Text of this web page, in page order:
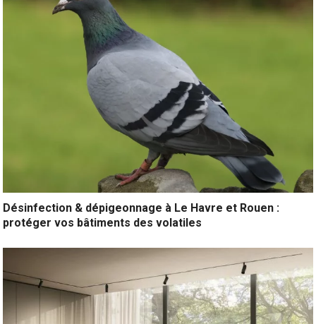
Désinfection & dépigeonnage à Le Havre et Rouen :
protéger vos bâtiments des volatiles